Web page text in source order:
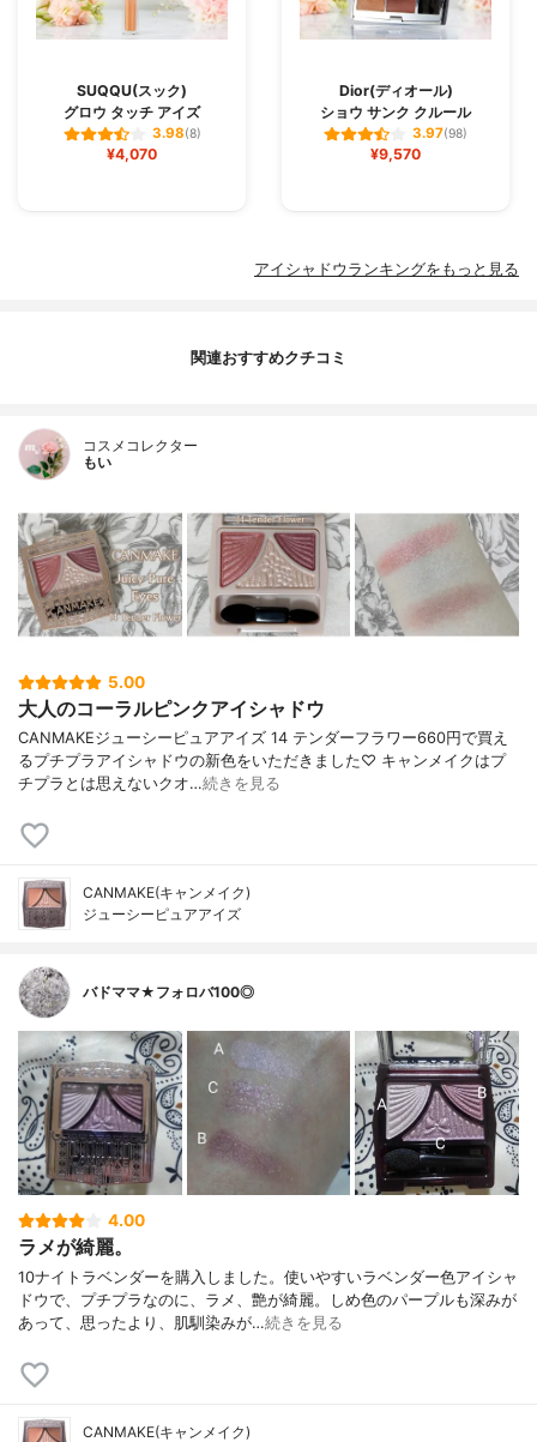
SUQQU(スック)
グロウ タッチ アイズ
3.98(8)
¥4,070
Dior(ディオール)
ショウ サンク クルール
3.97(98)
¥9,570
アイシャドウランキングをもっと見る
関連おすすめクチコミ
コスメコレクター
もい
5.00
大人のコーラルピンクアイシャドウ
CANMAKEジューシーピュアアイズ 14 テンダーフラワー660円で買え
るプチプラアイシャドウの新色をいただきました♡ キャンメイクはプ
チプラとは思えないクオ…続きを見る
CANMAKE(キャンメイク)
ジューシーピュアアイズ
バドママ★フォロバ100◎
4.00
ラメが綺麗。
10ナイトラベンダーを購入しました。使いやすいラベンダー色アイシャ
ドウで、プチプラなのに、ラメ、艶が綺麗。しめ色のパープルも深みが
あって、思ったより、肌馴染みが…続きを見る
CANMAKE(キャンメイク)